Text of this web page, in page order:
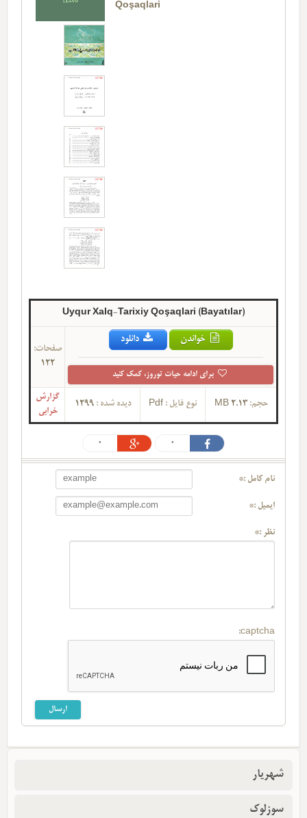
Qoşaqlari
Uyqur Xalq-Tarixiy Qoşaqlari (Bayatılar)
خواندن دانلود
برای ادامه حیات توروز، کمک کنید
صفحات:
122
حجم:2.13 MB نوع فایل : Pdf دیده شده :1299
گزارش
خرابی
0
0
نام کامل :*
ایمیل :*
نظر :*
captcha:
شهریار
سوزلوک